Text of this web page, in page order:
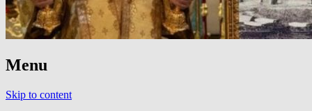
Menu
Skip to content